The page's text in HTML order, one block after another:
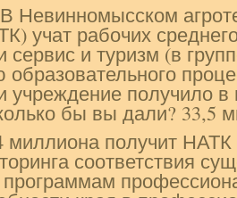
Невинномысском
учат рабочих
сервис и туризм (в
учреждение получило
бы вы дали? 33,5
миллиона получит
соответствия
программам